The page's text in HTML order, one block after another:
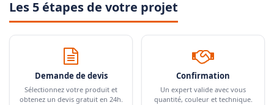
Les 5 étapes de votre projet
Demande de devis
Sélectionnez votre produit et
obtenez un devis gratuit en 24h.
Confirmation
Un expert valide avec vous
quantité, couleur et technique.